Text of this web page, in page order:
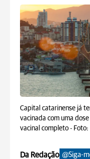
Capital catarinense já
vacinada com uma
vacinal completo -
Da Redação @Siga-